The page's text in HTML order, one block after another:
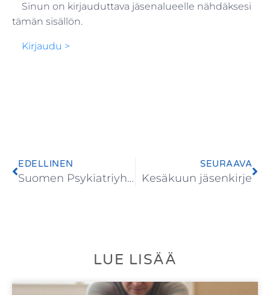
Sinun on kirjauduttava jäsenalueelle nähdäksesi
tämän sisällön.
Kirjaudu >
EDELLINEN
Suomen Psykiatriyhdistys-jäsen!
SEURAAVA
Kesäkuun jäsenkirje
LUE LISÄÄ